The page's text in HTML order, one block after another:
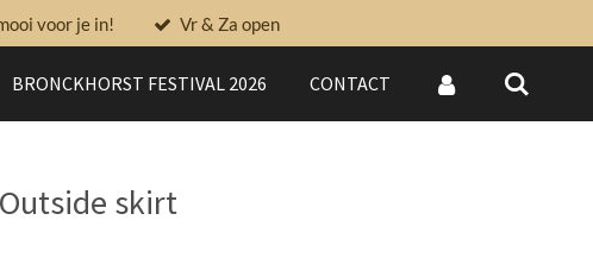
voor je in! Vr & Za open
BRONCKHORST FESTIVAL 2026 CONTACT
skirt